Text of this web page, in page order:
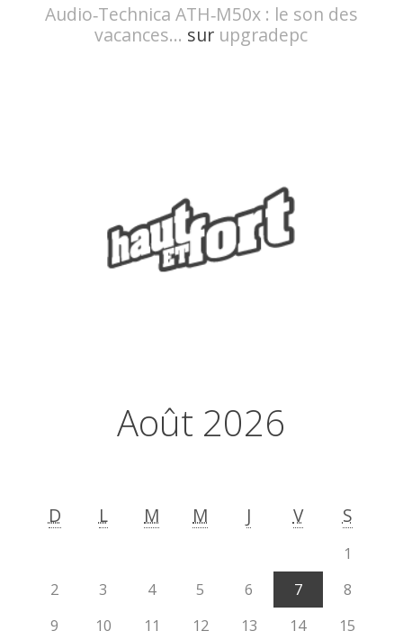
Audio‑Technica ATH‑M50x : le son des
vacances... sur upgradepc
Août 2026
D L M M J V S
1
2
3 4 5 6 7
8
9
10 11 12 13 14
15